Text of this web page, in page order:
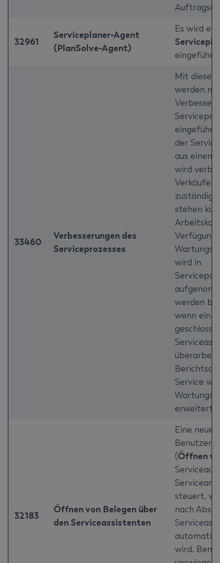
32961
Serviceplaner-Agent
(PlanSolve-Agent)
Es wird
eingeführt.
33460
Verbesserungen des
Serviceprozesses
Mit
werden
der
aus einem
wird
stehen
wird in
werden
wenn ein
Service
erweitert.
32183
Öffnen von Belegen über
den Serviceassistenten
Eine neue
(Öffnen
steuert,
nach
wird.